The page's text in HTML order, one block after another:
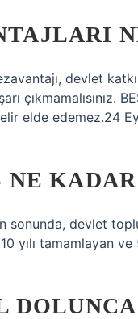
devlet
elde edemez.24
NE
sonunda, devlet
yılı tamamlayan